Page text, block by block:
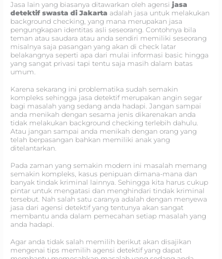
Jasa lain yang biasanya ditawarkan oleh agensi jasa
detektif swasta di Jakarta adalah jasa untuk melakukan
background checking, yang mana merupakan jasa
pengungkapan identitas asli seseorang. Contohnya bila
teman atau saudara atau anda sendiri memiliki seseorang
misalnya saja pasangan yang akan di check latar
belakangnya seperti apa dari mulai informasi basic hingga
yang sangat privasi tapi tentu saja masih dalam batas
umum.
Karena sekarang ini problematika sudah semakin
kompleks sehingga jasa detektif merupakan angin segar
bagi masalah yang sedang anda hadapi. Jangan sampai
anda menikah dengan sesama jenis dikarenakan anda
tidak melakukan background checking terlebih dahulu.
Atau jangan sampai anda menikah dengan orang yang
telah berpasangan bahkan memiliki anak yang
ditelantarkan.
Pada zaman yang semakin modern ini masalah memang
semakin kompleks, kasus penipuan dimana-mana dan
banyak tindak kriminal lainnya. Sehingga kita harus cukup
pintar untuk mengatasi dan menghindari tindak kriminal
tersebut. Nah salah satu caranya adalah dengan menyewa
jasa dari agensi detektif yang tentunya akan sangat
membantu anda dalam pemecahan setiap masalah yang
anda hadapi.
Agar anda tidak salah memilih berikut akan disajikan
mengenai tips memilih agensi detektif yang dapat